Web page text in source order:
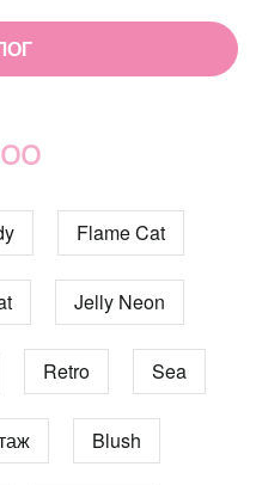
Flame Cat
Jelly Neon
Retro Sea
Blush